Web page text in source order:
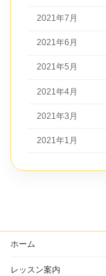
2021年7月
2021年6月
2021年5月
2021年4月
2021年3月
2021年1月
ホーム
レッスン案内